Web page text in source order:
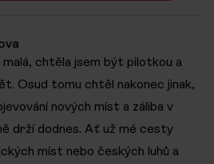
malá, chtěla jsem být pilotkou a
Osud tomu chtěl nakonec jinak,
nových míst a záliba v
drží dodnes. Ať už mé cesty
míst nebo českých luhů a